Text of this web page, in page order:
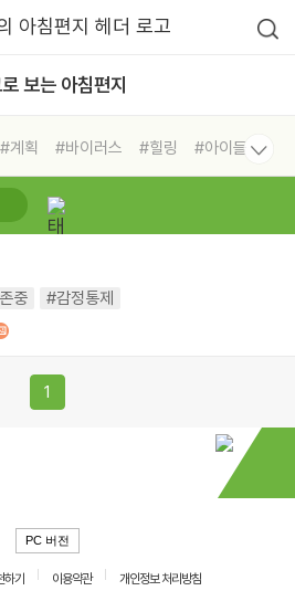
보는 아침편지
#계획 #바이러스 #힐링
#아이들
컨학교
중 #감정통제
1
PC 버전
하기 이용약관
개인정보 처리방침